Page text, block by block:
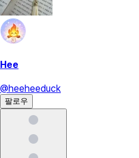
Hee
@heeheeduck
팔로우